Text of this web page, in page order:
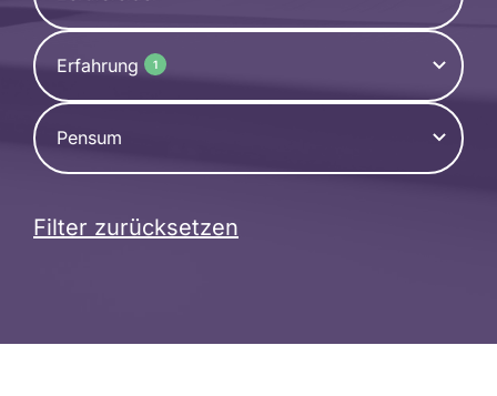
Erfahrung 1
Pensum
Filter zurücksetzen